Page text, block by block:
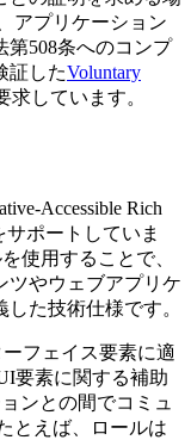
アプリケーション
第508条へのコンプ
証したVoluntary
求しています。
Accessible Rich
サポートしていま
を使用することで、
ツやウェブアプリケ
た技術仕様です。
フェイス要素に適
要素に関する補助
ンとの間でコミュ
とえば、ロールは